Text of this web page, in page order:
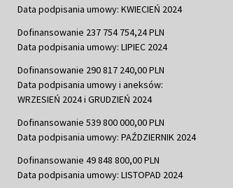
Data podpisania umowy: KWIECIEŃ 2024
Dofinansowanie 237 754 754,24 PLN
Data podpisania umowy: LIPIEC 2024
Dofinansowanie 290 817 240,00 PLN
Data podpisania umowy i aneksów:
WRZESIEŃ 2024 i GRUDZIEŃ 2024
Dofinansowanie 539 800 000,00 PLN
Data podpisania umowy: PAŹDZIERNIK 2024
Dofinansowanie 49 848 800,00 PLN
Data podpisania umowy: LISTOPAD 2024